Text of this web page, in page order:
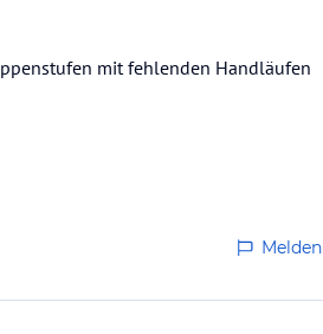
mit fehlenden Handläufen
Deutschkenntnisse.
Melden